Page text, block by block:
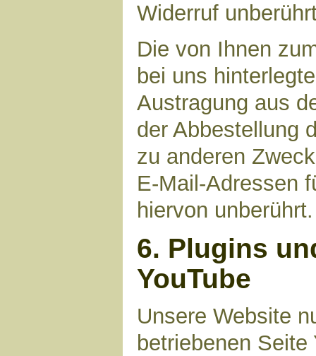
Widerruf
Die von Ihnen
bei uns
Austragung aus
der Abbestellung
zu anderen
E-Mail-Adressen
hiervon unberührt.
6. Plugins
YouTube
Unsere Website
betriebenen